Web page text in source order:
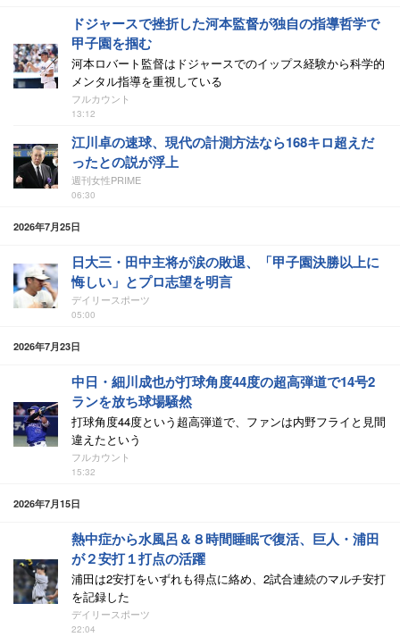
ドジャースで挫折した河本監督が独自の指導哲学で
甲子園を掴む
河本ロバート監督はドジャースでのイップス経験から科学的
メンタル指導を重視している
フルカウント
13:12
江川卓の速球、現代の計測方法なら168キロ超えだ
ったとの説が浮上
週刊女性PRIME
06:30
2026年7月25日
日大三・田中主将が涙の敗退、「甲子園決勝以上に
悔しい」とプロ志望を明言
デイリースポーツ
05:00
2026年7月23日
中日・細川成也が打球角度44度の超高弾道で14号2
ランを放ち球場騒然
打球角度44度という超高弾道で、ファンは内野フライと見間
違えたという
フルカウント
15:32
2026年7月15日
熱中症から水風呂＆８時間睡眠で復活、巨人・浦田
が２安打１打点の活躍
浦田は2安打をいずれも得点に絡め、2試合連続のマルチ安打
を記録した
デイリースポーツ
22:04